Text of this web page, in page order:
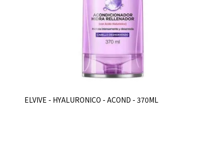
ELVIVE - HYALURONICO - ACOND - 370ML